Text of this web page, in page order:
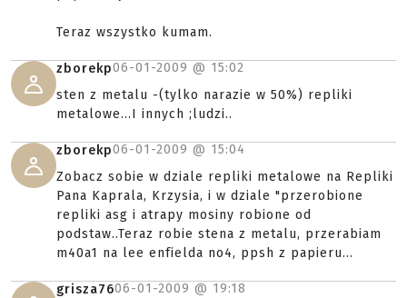
Teraz wszystko kumam.
zborekp06-01-2009 @ 15:02
sten z metalu -(tylko narazie w 50%) repliki
metalowe...I innych ;ludzi..
zborekp06-01-2009 @ 15:04
Zobacz sobie w dziale repliki metalowe na Repliki
Pana Kaprala, Krzysia, i w dziale "przerobione
repliki asg i atrapy mosiny robione od
podstaw..Teraz robie stena z metalu, przerabiam
m40a1 na lee enfielda no4, ppsh z papieru...
grisza7606-01-2009 @ 19:18